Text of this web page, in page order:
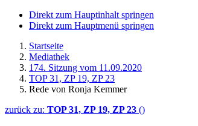
Direkt zum Hauptinhalt springen
Direkt zum Hauptmenü springen
Startseite
Mediathek
174. Sitzung vom 11.09.2020
TOP 31, ZP 19, ZP 23
Rede von Ronja Kemmer
zurück zu: TOP 31, ZP 19, ZP 23 ()